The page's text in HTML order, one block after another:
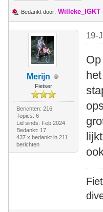
Bedankt door: Willeke_IGKT
Merijn
Fietser
Berichten: 216
Topics: 6
Lid sinds: Feb 2024
Bedankt: 17
437 x bedankt in 211
berichten
19-